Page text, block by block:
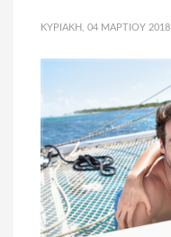
ΚΥΡΙΑΚΉ, 04 ΜΑΡΤΊΟΥ 2018